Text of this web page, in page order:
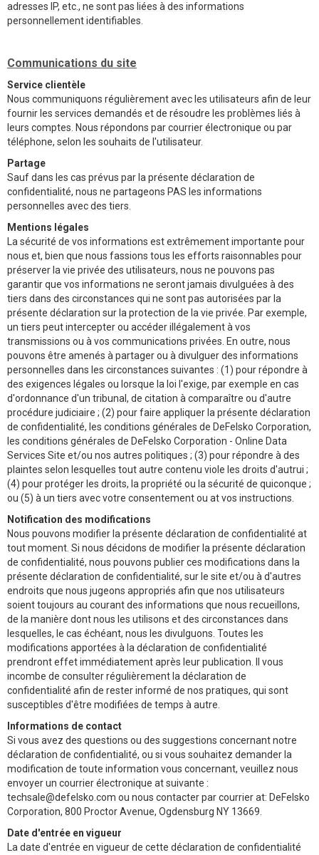
adresses IP, etc., ne sont pas liées à des informations
personnellement identifiables.
Communications du site
Service clientèle
Nous communiquons régulièrement avec les utilisateurs afin de leur
fournir les services demandés et de résoudre les problèmes liés à
leurs comptes. Nous répondons par courrier électronique ou par
téléphone, selon les souhaits de l'utilisateur.
Partage
Sauf dans les cas prévus par la présente déclaration de
confidentialité, nous ne partageons PAS les informations
personnelles avec des tiers.
Mentions légales
La sécurité de vos informations est extrêmement importante pour
nous et, bien que nous fassions tous les efforts raisonnables pour
préserver la vie privée des utilisateurs, nous ne pouvons pas
garantir que vos informations ne seront jamais divulguées à des
tiers dans des circonstances qui ne sont pas autorisées par la
présente déclaration sur la protection de la vie privée. Par exemple,
un tiers peut intercepter ou accéder illégalement à vos
transmissions ou à vos communications privées. En outre, nous
pouvons être amenés à partager ou à divulguer des informations
personnelles dans les circonstances suivantes : (1) pour répondre à
des exigences légales ou lorsque la loi l'exige, par exemple en cas
d'ordonnance d'un tribunal, de citation à comparaître ou d'autre
procédure judiciaire ; (2) pour faire appliquer la présente déclaration
de confidentialité, les conditions générales de DeFelsko Corporation,
les conditions générales de DeFelsko Corporation - Online Data
Services Site et/ou nos autres politiques ; (3) pour répondre à des
plaintes selon lesquelles tout autre contenu viole les droits d'autrui ;
(4) pour protéger les droits, la propriété ou la sécurité de quiconque ;
ou (5) à un tiers avec votre consentement ou at vos instructions.
Notification des modifications
Nous pouvons modifier la présente déclaration de confidentialité at
tout moment. Si nous décidons de modifier la présente déclaration
de confidentialité, nous pouvons publier ces modifications dans la
présente déclaration de confidentialité, sur le site et/ou à d'autres
endroits que nous jugeons appropriés afin que nos utilisateurs
soient toujours au courant des informations que nous recueillons,
de la manière dont nous les utilisons et des circonstances dans
lesquelles, le cas échéant, nous les divulguons. Toutes les
modifications apportées à la déclaration de confidentialité
prendront effet immédiatement après leur publication. Il vous
incombe de consulter régulièrement la déclaration de
confidentialité afin de rester informé de nos pratiques, qui sont
susceptibles d'être modifiées de temps à autre.
Informations de contact
Si vous avez des questions ou des suggestions concernant notre
déclaration de confidentialité, ou si vous souhaitez demander la
modification de toute information vous concernant, veuillez nous
envoyer un courrier électronique at suivante :
techsale@defelsko.com ou nous contacter par courrier at: DeFelsko
Corporation, 800 Proctor Avenue, Ogdensburg NY 13669.
Date d'entrée en vigueur
La date d'entrée en vigueur de cette déclaration de confidentialité